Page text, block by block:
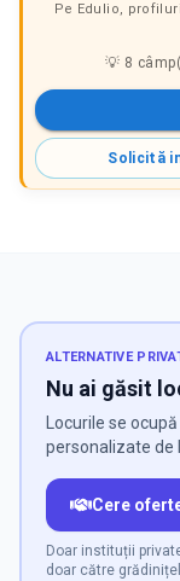
Pe Edulio,
💡 8
Solicită
ALTERNATIVE
Nu ai găsit
Locurile se
personalizate de
Cere
Doar instituții
doar către